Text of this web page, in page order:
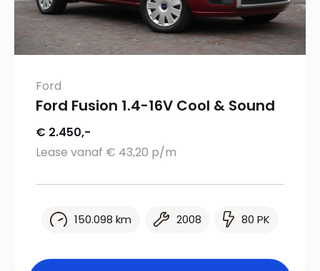
Ford
Ford Fusion 1.4-16V Cool & Sound
€ 2.450,-
Lease vanaf € 43,20 p/m
150.098 km 2008 80 PK